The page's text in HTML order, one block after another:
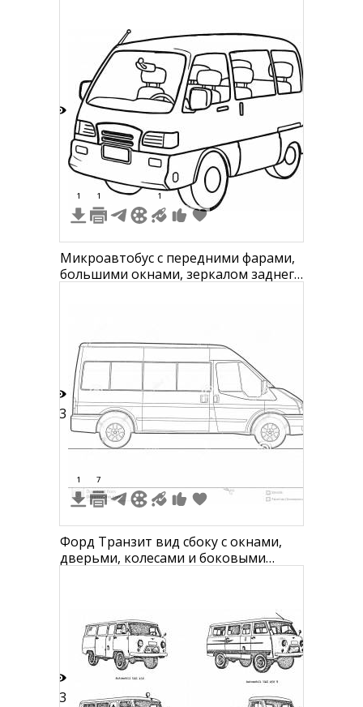
1 1 1
Микроавтобус с передними фарами,
большими окнами, зеркалом заднего
13
1 7
Форд Транзит вид сбоку с окнами,
дверьми, колесами и боковыми
13